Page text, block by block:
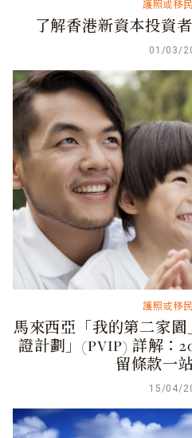
護照或移
了解香港新資本投資
01/03/
護照或移
馬來西亞「我的第二家
證計劃」(PVIP) 詳解：
留條款一
15/04/